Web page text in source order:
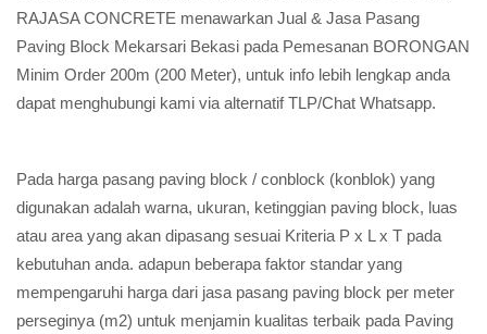
RAJASA CONCRETE menawarkan Jual & Jasa Pasang
Paving Block Mekarsari Bekasi pada Pemesanan BORONGAN
Minim Order 200m (200 Meter), untuk info lebih lengkap anda
dapat menghubungi kami via alternatif TLP/Chat Whatsapp.
Pada harga pasang paving block / conblock (konblok) yang
digunakan adalah warna, ukuran, ketinggian paving block, luas
atau area yang akan dipasang sesuai Kriteria P x L x T pada
kebutuhan anda. adapun beberapa faktor standar yang
mempengaruhi harga dari jasa pasang paving block per meter
perseginya (m2) untuk menjamin kualitas terbaik pada Paving